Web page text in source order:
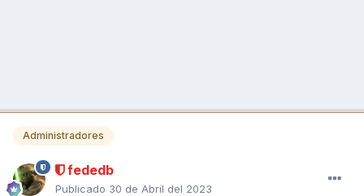
Administradores
fededb
Publicado 30 de Abril del 2023